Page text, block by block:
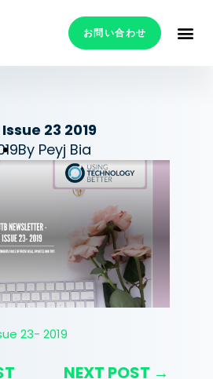
お問い合わせ
23 2019
By Peyj Bia
NEXT POST →